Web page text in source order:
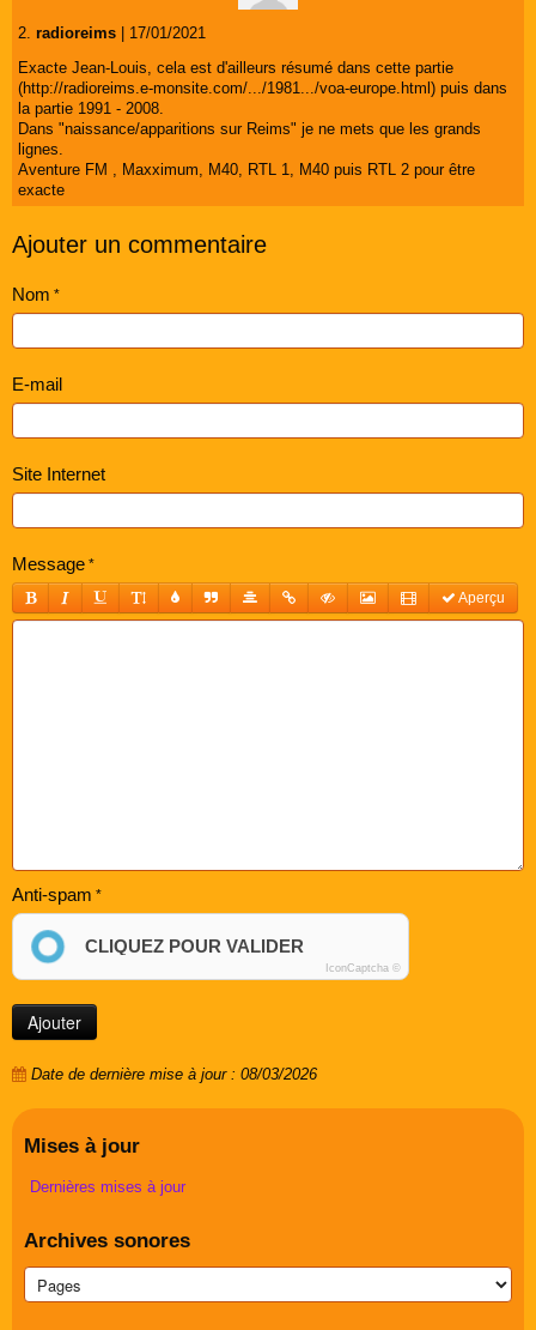
2. radioreims
| 17/01/2021
Exacte Jean-Louis, cela est d'ailleurs résumé dans cette partie
(http://radioreims.e-monsite.com/.../1981.../voa-europe.html) puis dans
la partie 1991 - 2008.
Dans "naissance/apparitions sur Reims" je ne mets que les grands
lignes.
Aventure FM , Maxximum, M40, RTL 1, M40 puis RTL 2 pour être
exacte
Ajouter un commentaire
Nom
E-mail
Site Internet
Message
Aperçu
Anti-spam
CLIQUEZ POUR VALIDER
IconCaptcha ©
Date de dernière mise à jour : 08/03/2026
Mises à jour
Dernières mises à jour
Archives sonores